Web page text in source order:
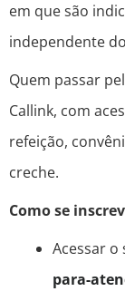
em que são
independente
Quem passar
Callink, com
refeição,
creche.
Como se
Acessar o
para-